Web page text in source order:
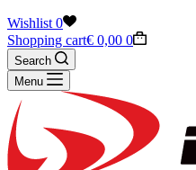
Wishlist 0
Shopping cart€ 0,00 0
Search
Menu